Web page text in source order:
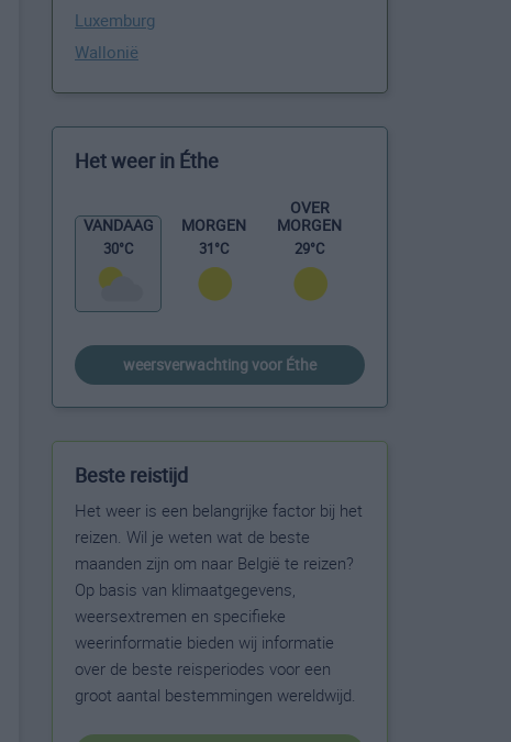
Luxemburg
Wallonië
Het weer in Éthe
VANDAAG
30°C
MORGEN
31°C
OVER
MORGEN
29°C
weersverwachting voor Éthe
Beste reistijd
Het weer is een belangrijke factor bij het
reizen. Wil je weten wat de beste
maanden zijn om naar België te reizen?
Op basis van klimaatgegevens,
weersextremen en specifieke
weerinformatie bieden wij informatie
over de beste reisperiodes voor een
groot aantal bestemmingen wereldwijd.